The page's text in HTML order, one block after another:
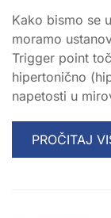
Kako bismo se
moramo
Trigger point
hipertonično
napetosti u
READ
MORE
PROČITAJ